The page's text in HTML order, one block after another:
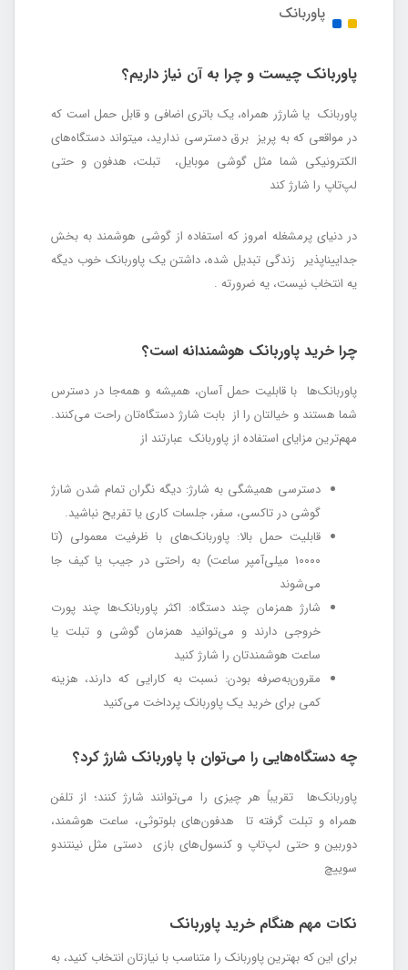
پاوربانک
پاوربانک چیست و چرا به آن نیاز داریم؟
پاوربانک یا شارژر همراه، یک باتری اضافی و قابل حمل است که
در مواقعی که به پریز برق دسترسی ندارید، میتواند دستگاه‌های
الکترونیکی شما مثل گوشی موبایل، تبلت، هدفون و حتی
لپ‌تاپ را شارژ کند
در دنیای پرمشغله امروز که استفاده از گوشی هوشمند به بخش
جداییناپذیر زندگی تبدیل شده، داشتن یک پاوربانک خوب دیگه
یه انتخاب نیست، یه ضرورته .
چرا خرید پاوربانک هوشمندانه است؟
پاوربانک‌ها با قابلیت حمل آسان، همیشه و همه‌جا در دسترس
شما هستند و خیالتان را از بابت شارژ دستگاه‌تان راحت می‌کنند.
مهم‌ترین مزایای استفاده از پاوربانک عبارتند از
دسترسی همیشگی به شارژ: دیگه نگران تمام شدن شارژ
گوشی در تاکسی، سفر، جلسات کاری یا تفریح نباشید.
قابلیت حمل بالا: پاوربانک‌های با ظرفیت معمولی (تا
۱۰۰۰۰ میلی‌آمپر ساعت) به راحتی در جیب یا کیف جا
می‌شوند
شارژ همزمان چند دستگاه: اکثر پاوربانک‌ها چند پورت
خروجی دارند و می‌توانید همزمان گوشی و تبلت یا
ساعت هوشمندتان را شارژ کنید
مقرون‌به‌صرفه بودن: نسبت به کارایی که دارند، هزینه
کمی برای خرید یک پاوربانک پرداخت می‌کنید
چه دستگاه‌هایی را می‌توان با پاوربانک شارژ کرد؟
پاوربانک‌ها تقریباً هر چیزی را می‌توانند شارژ کنند؛ از تلفن
همراه و تبلت گرفته تا هدفون‌های بلوتوثی، ساعت هوشمند،
دوربین و حتی لپ‌تاپ و کنسول‌های بازی دستی مثل نینتندو
سوییچ
نکات مهم هنگام خرید پاوربانک
برای این که بهترین پاوربانک را متناسب با نیازتان انتخاب کنید، به